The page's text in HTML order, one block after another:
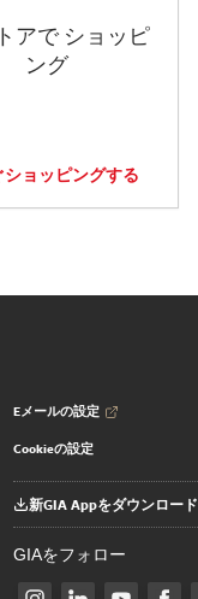
アで ショッピ
ング
ョッピングする
Eメールの設定
Cookieの設定
新GIA Appをダウンロード
GIAをフォロー